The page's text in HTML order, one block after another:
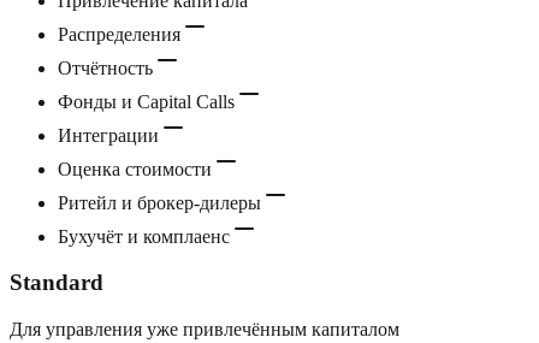
Распределения
Отчётность
Фонды и Capital Calls
Интеграции
Оценка стоимости
Ритейл и брокер‑дилеры
Бухучёт и комплаенс
Standard
Для управления уже привлечённым капиталом